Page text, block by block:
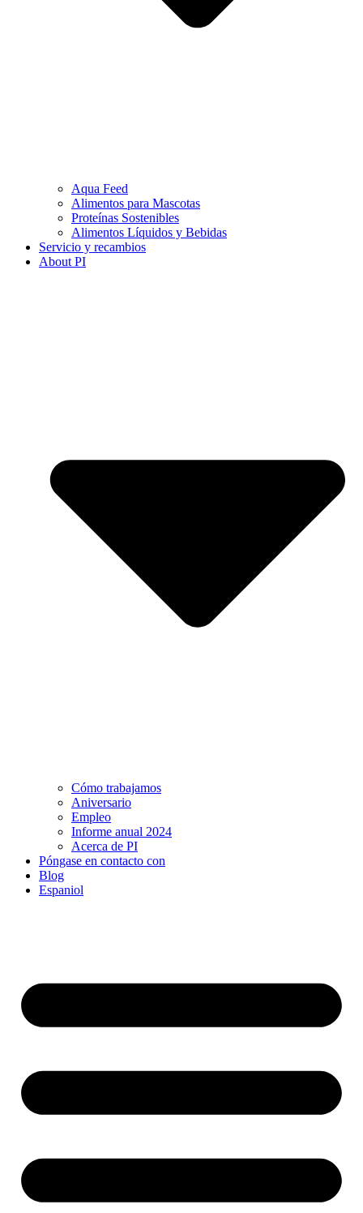
Aqua Feed
Alimentos para Mascotas
Proteínas Sostenibles
Alimentos Líquidos y Bebidas
Servicio y recambios
About PI
Cómo trabajamos
Aniversario
Empleo
Informe anual 2024
Acerca de PI
Póngase en contacto con
Blog
Espaniol